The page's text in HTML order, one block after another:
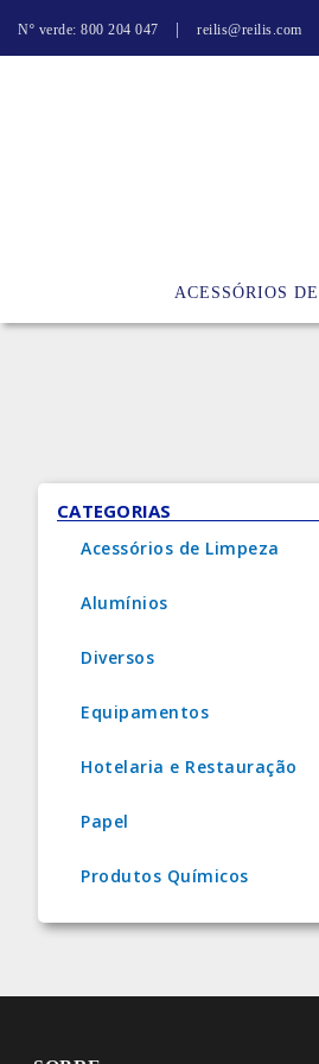
Nº verde: 800 204 047 reilis@reilis.com
ACESSÓRIOS
CATEGORIAS
Acessórios de Limpeza
Alumínios
Diversos
Equipamentos
Hotelaria e Restauração
Papel
Produtos Químicos